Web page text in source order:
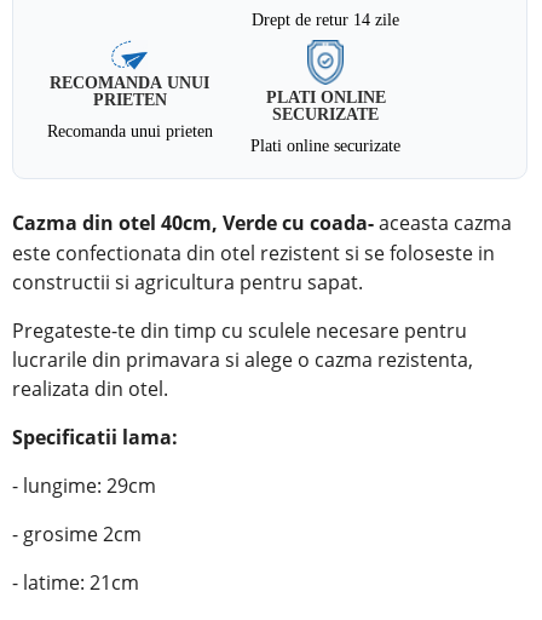
Drept de retur 14 zile
RECOMANDA UNUI
PRIETEN
Recomanda unui prieten
PLATI ONLINE
SECURIZATE
Plati online securizate
Cazma din otel 40cm, Verdecu coada-aceasta cazma
este confectionata din otel rezistent si se foloseste in
constructii si agricultura pentru sapat.
Pregateste-te din timp cu sculele necesare pentru
lucrarile din primavara si alege o cazma rezistenta,
realizata din otel.
Specificatii lama:
- lungime: 29cm
- grosime 2cm
- latime: 21cm